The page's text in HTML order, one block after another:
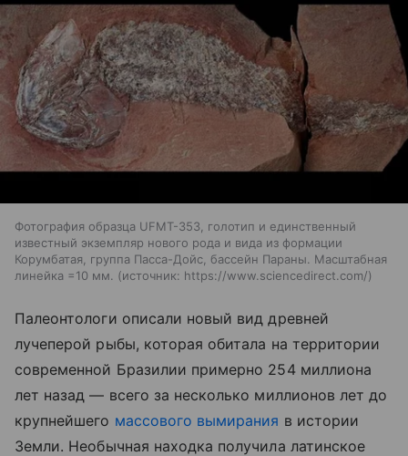
Фотография образца UFMT-353, голотип и единственный
известный экземпляр нового рода и вида из формации
Корумбатая, группа Пасса-Дойс, бассейн Параны. Масштабная
линейка =10 мм.
источник: https://www.sciencedirect.com/
Палеонтологи описали новый вид древней
лучеперой рыбы, которая обитала на территории
современной Бразилии примерно 254 миллиона
лет назад — всего за несколько миллионов лет до
крупнейшего массового вымирания в истории
Земли. Необычная находка получила латинское